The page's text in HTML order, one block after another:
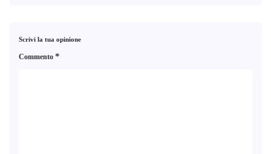
Scrivi la tua opinione
Commento *